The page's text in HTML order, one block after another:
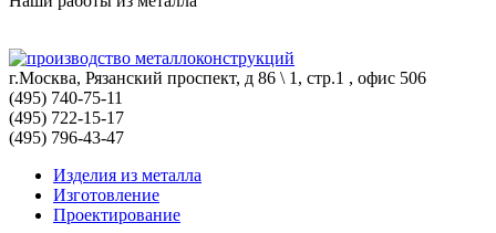
г.Москва, Рязанский проспект, д 86 \ 1, стр.1 , офис 506
(495) 740-75-11
(495) 722-15-17
(495) 796-43-47
Изделия из металла
Изготовление
Проектирование